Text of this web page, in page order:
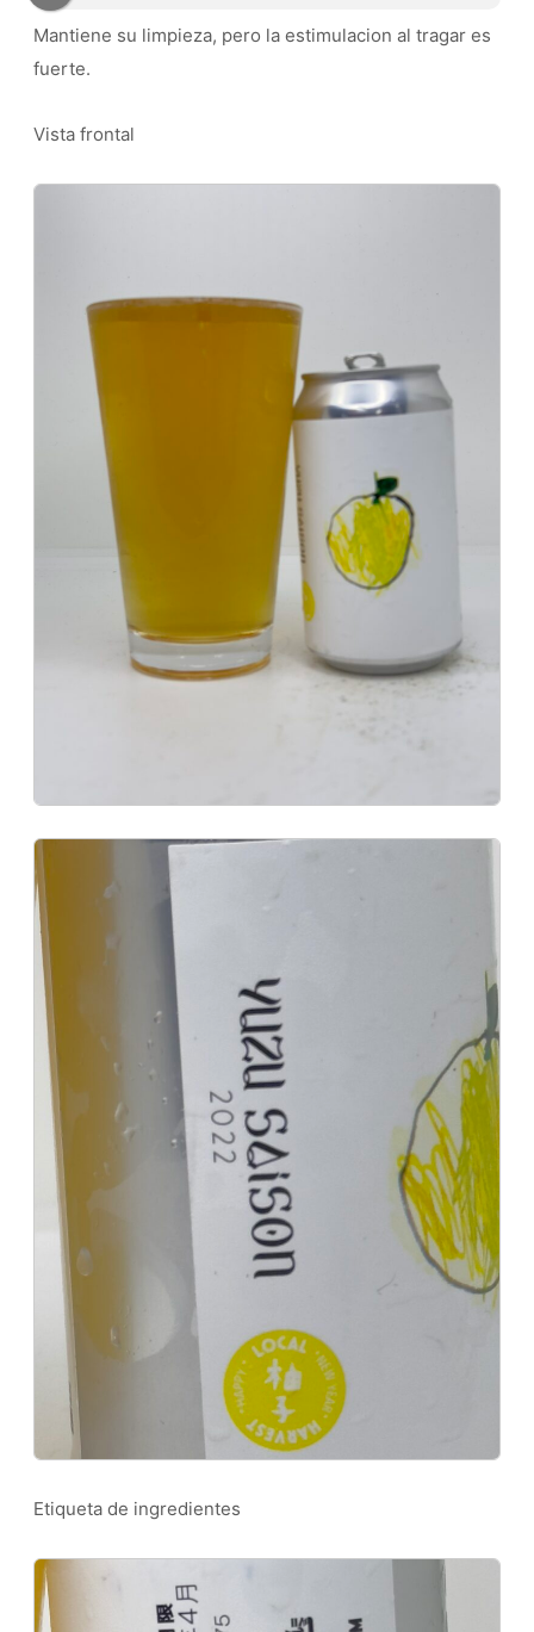
Mantiene su limpieza, pero la estimulacion al tragar es
fuerte.
Vista frontal
Etiqueta de ingredientes